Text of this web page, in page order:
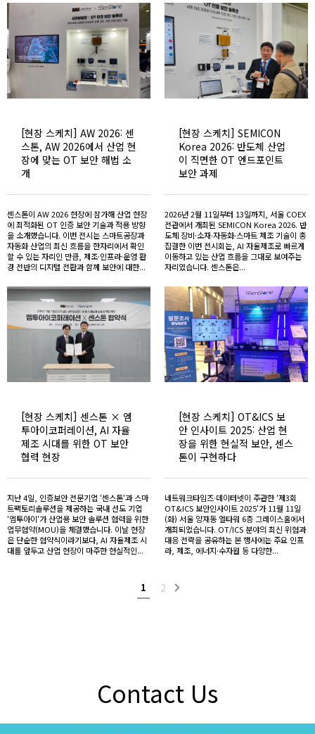
[현장 스케치] AW 2026: 센
스톤, AW 2026에서 산업 현
장에 맞는 OT 보안 해법 소
개
센스톤이 AW 2026 현장에 참가해 산업 현장
에 최적화된 OT 인증 보안 기술과 적용 방향
을 소개했습니다. 이번 전시는 스마트공장과
자동화 산업의 최신 흐름을 한자리에서 확인
할 수 있는 자리인 만큼, 제조·인프라·운영 환
경 전반의 디지털 전환과 함께 보안에 대한...
[현장 스케치] SEMICON
Korea 2026: 반도체 산업
이 직면한 OT 엔드포인트
보안 과제
2026년 2월 11일부터 13일까지, 서울 COEX
전관에서 개최된 SEMICON Korea 2026. 반
도체 장비·소재·자동화·스마트 제조 기술이 총
집결한 이번 전시회는, AI 자율제조로 빠르게
이동하고 있는 산업 흐름을 그대로 보여주는
자리였습니다. 센스톤은...
[현장 스케치] 센스톤 × 엠
투아이코퍼레이션, AI 자율
제조 시대를 위한 OT 보안
협력 현장
지난 4일, 인증보안 전문기업 '센스톤'과 스마
트팩토리솔루션을 제공하는 국내 선도 기업
'엠투아이'가 산업용 보안 솔루션 협력을 위한
업무협약(MOU)을 체결했습니다. 이날 현장
은 단순한 협약식이라기보다, AI 자율제조 시
대를 앞두고 산업 현장이 마주한 현실적인...
[현장 스케치] OT&ICS 보
안 인사이트 2025: 산업 현
장을 위한 현실적 보안, 센스
톤이 구현하다
네트워크타임즈·데이터넷이 주관한 '제3회
OT&ICS 보안인사이트 2025'가 11월 11일
(화) 서울 양재동 엘타워 6층 그레이스홀에서
개최되었습니다. OT/ICS 분야의 최신 위협과
대응 전략을 공유하는 본 행사에는 주요 인프
라, 제조, 에너지·수자원 등 다양한...
1 2
Contact Us